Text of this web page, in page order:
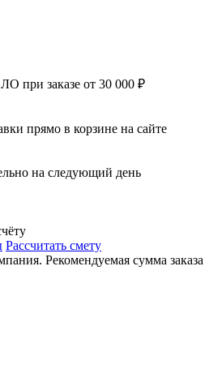
при заказе от 30 000 ₽
прямо в корзине на сайте
на следующий день
Рассчитать смету
Рекомендуемая сумма заказа